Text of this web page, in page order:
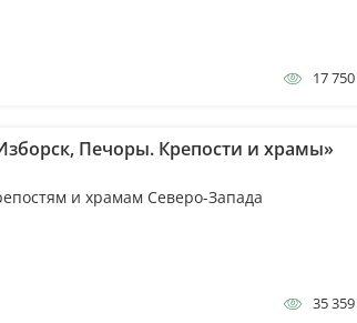
17 750
Печоры. Крепости и храмы»
и храмам Северо-Запада
35 359